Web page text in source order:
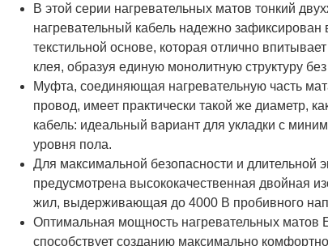
В этой серии нагревательных матов тонкий
нагревательный кабель надежно зафиксирован
текстильной основе, которая отлично
клея, образуя единую монолитную структуру
Муфта, соединяющая нагревательную часть
провод, имеет практически такой же диаметр,
кабель: идеальный вариант для укладки с
уровня пола.
Для максимальной безопасности и длительной
предусмотрена высококачественная двойная
жил, выдерживающая до 4000 В пробивного
Оптимальная мощность нагревательных матов
способствует созданию максимально